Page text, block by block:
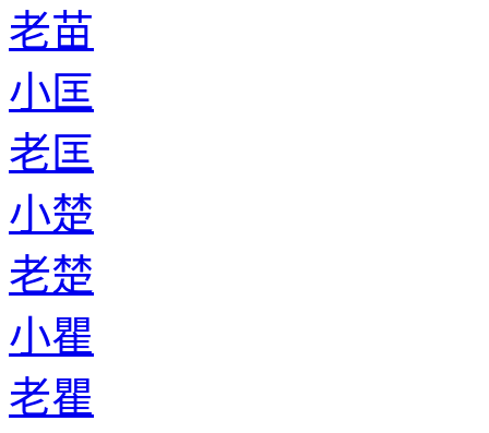
老苗
小匡
老匡
小楚
老楚
小瞿
老瞿